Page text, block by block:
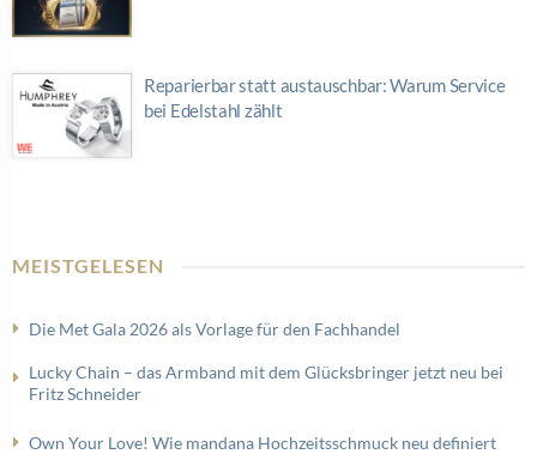
Reparierbar statt austauschbar: Warum Service
bei Edelstahl zählt
MEISTGELESEN
Die Met Gala 2026 als Vorlage für den Fachhandel
Lucky Chain – das Armband mit dem Glücksbringer jetzt neu bei
Fritz Schneider
Own Your Love! Wie mandana Hochzeitsschmuck neu definiert